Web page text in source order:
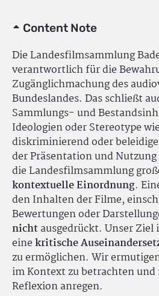
Content Note
Die Landesfilmsammlung
verantwortlich für die
Zugänglichmachung des
Bundeslandes. Das schließt
Sammlungs- und
Ideologien oder Stereotype
diskriminierend oder
der Präsentation und
die Landesfilmsammlung
kontextuelle Einordnung.
den Inhalten der Filme,
Bewertungen oder
nichtausgedrückt. Unser Ziel
einekritische
zu ermöglichen. Wir
im Kontext zu betrachten
Reflexion anregen.